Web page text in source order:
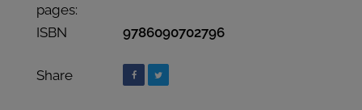
pages:
ISBN 9786090702796
Share